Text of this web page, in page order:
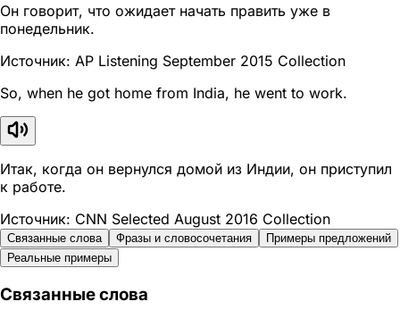
Он говорит, что ожидает начать править уже в
понедельник.
Источник: AP Listening September 2015 Collection
So, when he got home from India, he went to work.
Итак, когда он вернулся домой из Индии, он приступил
к работе.
Источник: CNN Selected August 2016 Collection
Связанные слова Фразы и словосочетания
Примеры предложений
Реальные примеры
Связанные слова